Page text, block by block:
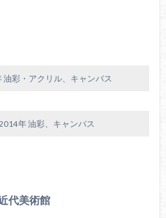
油彩・アクリル、キャンバス
年 油彩、キャンバス
代美術館